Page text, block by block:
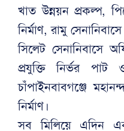
খাত উন্নয়ন প্রকল্প,
নির্মাণ, রামু
সিলেট সেনানিবাসে
প্রযুক্তি নির্ভর
চাঁপাইনবাবগঞ্জে
নির্মাণ।
সব মিলিয়ে এদিন